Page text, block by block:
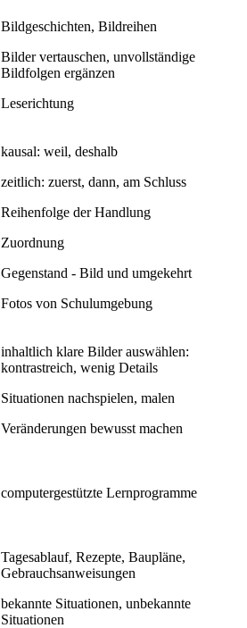
Bildgeschichten, Bildreihen
Bilder vertauschen, unvollständige
Bildfolgen ergänzen
Leserichtung
kausal: weil, deshalb
zeitlich: zuerst, dann, am Schluss
Reihenfolge der Handlung
Zuordnung
Gegenstand - Bild und umgekehrt
Fotos von Schulumgebung
inhaltlich klare Bilder auswählen:
kontrastreich, wenig Details
Situationen nachspielen, malen
Veränderungen bewusst machen
computergestützte Lernprogramme
Tagesablauf, Rezepte, Baupläne,
Gebrauchsanweisungen
bekannte Situationen, unbekannte
Situationen